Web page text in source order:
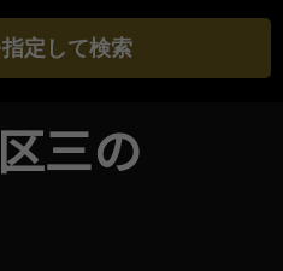
定して検索
三の